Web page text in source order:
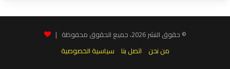
© حقوق النشر 2026، جميع الحقوق محفوظة |
من نحن
اتصل بنا سياسية الخصوصية